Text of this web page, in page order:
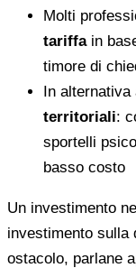
Molti
tariffain
timore di
In
territoriali:
sportelli
basso costo
Un investimento
investimento sulla
ostacolo, parlane